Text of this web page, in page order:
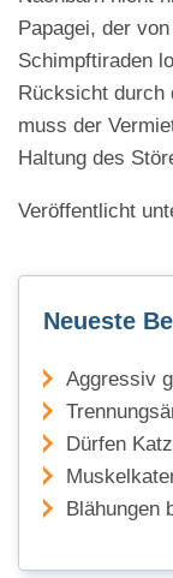
Papagei, der
Schimpftiraden
Rücksicht durch
muss der
Haltung des
Veröffentlicht
Neueste
Aggressiv
Dürfen
Blähungen